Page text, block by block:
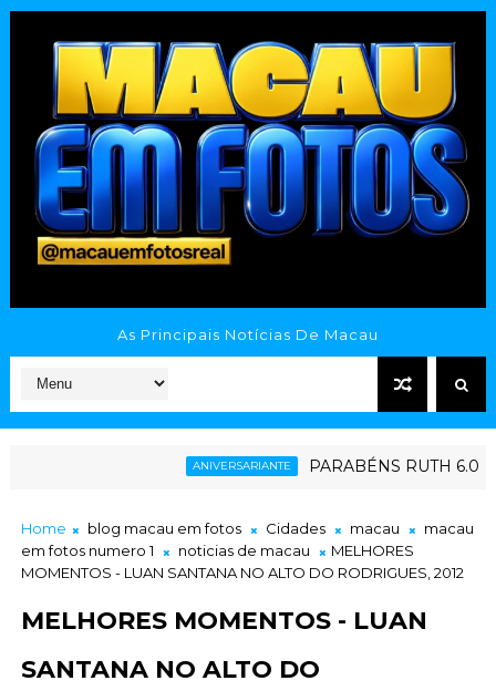
As Principais Notícias De Macau
ANIVERSARIANTE PARABÉNS RUTH 6.0
Home blog macau em fotos Cidades macau
macau
em fotos numero 1
noticias de macau
MELHORES
MOMENTOS - LUAN SANTANA NO ALTO DO RODRIGUES, 2012
MELHORES MOMENTOS - LUAN
SANTANA NO ALTO DO